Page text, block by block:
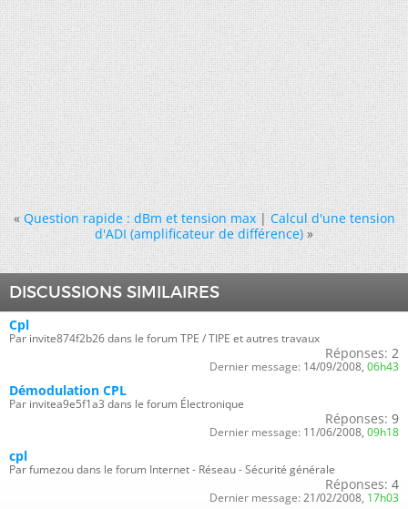
« Question rapide : dBm et tension max|Calcul d'une tension
d'ADI (amplificateur de différence) »
DISCUSSIONS SIMILAIRES
Cpl
Par invite874f2b26 dans le forum TPE / TIPE et autres travaux
Réponses: 2
Dernier message: 14/09/2008, 06h43
Démodulation CPL
Par invitea9e5f1a3 dans le forum Électronique
Réponses: 9
Dernier message: 11/06/2008, 09h18
cpl
Par fumezou dans le forum Internet - Réseau - Sécurité générale
Réponses: 4
Dernier message: 21/02/2008, 17h03